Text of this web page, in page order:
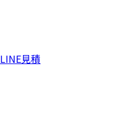
LINE見積